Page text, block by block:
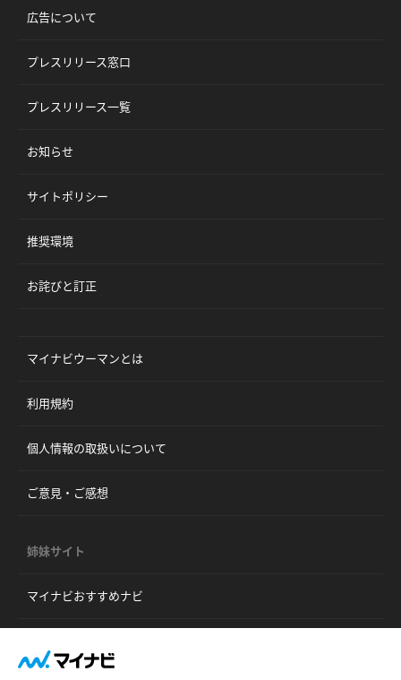
広告について
プレスリリース窓口
プレスリリース一覧
お知らせ
サイトポリシー
推奨環境
お詫びと訂正
マイナビウーマンとは
利用規約
個人情報の取扱いについて
ご意見・ご感想
姉妹サイト
マイナビおすすめナビ